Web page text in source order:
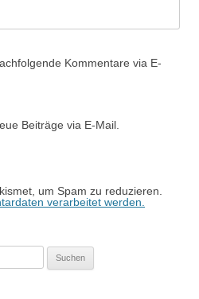
Kommentare via E-
Beiträge via E-Mail.
um Spam zu reduzieren.
verarbeitet werden.